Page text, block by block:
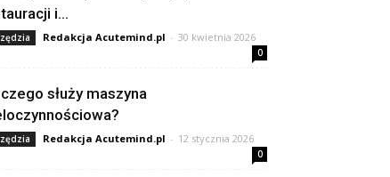
i...
Redakcja Acutemind.pl - 30 kwietnia 2026
0
służy maszyna
Redakcja Acutemind.pl - 12 stycznia 2026
0